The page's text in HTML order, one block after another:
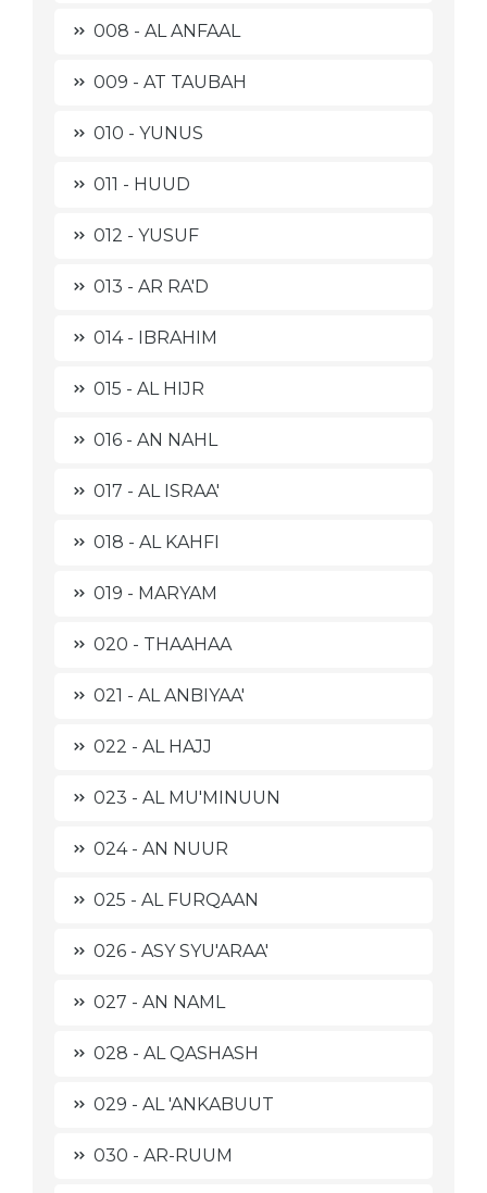
008 - AL ANFAAL
009 - AT TAUBAH
010 - YUNUS
011 - HUUD
012 - YUSUF
013 - AR RA'D
014 - IBRAHIM
015 - AL HIJR
016 - AN NAHL
017 - AL ISRAA'
018 - AL KAHFI
019 - MARYAM
020 - THAAHAA
021 - AL ANBIYAA'
022 - AL HAJJ
023 - AL MU'MINUUN
024 - AN NUUR
025 - AL FURQAAN
026 - ASY SYU'ARAA'
027 - AN NAML
028 - AL QASHASH
029 - AL 'ANKABUUT
030 - AR-RUUM